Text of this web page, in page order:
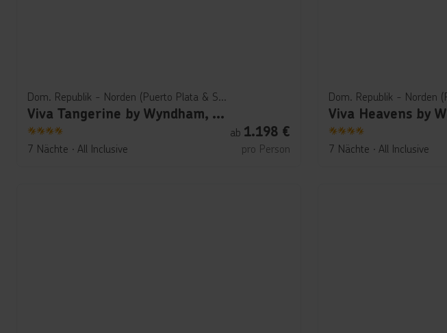
Dom. Republik - Norden (Puerto Plata & Samana)
Viva Tangerine by Wyndham, A Trademark All Inclusive
4
7 Nächte ∙ All Inclusive
ab 1.198€
pro Person 4
7 Nächte ∙ All Inclusive